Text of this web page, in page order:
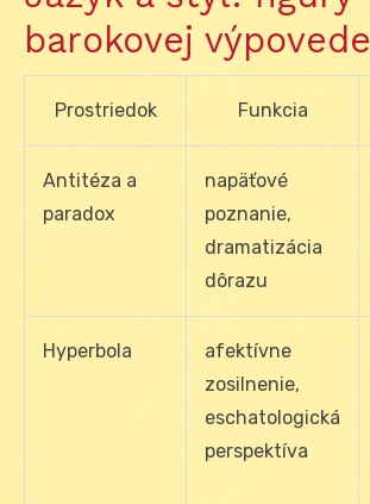
barokovej výpovede
Prostriedok Funkcia
Antitéza a
paradox
napäťové
poznanie,
dramatizácia
dôrazu
Hyperbola
afektívne
zosilnenie,
eschatologická
perspektíva